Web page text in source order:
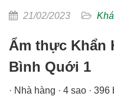
21/02/2023
Ẩm thực Khẩn
Bình Quới 1
· Nhà hàng · 4 sao ·